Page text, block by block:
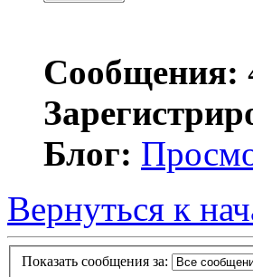
Сообщения:
Блог:
Вернуться к
Показать сообщения за: